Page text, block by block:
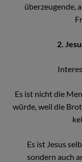
überzeugende,
2.
Es ist nicht die
würde, weil die
Es ist Jesus
sondern auch